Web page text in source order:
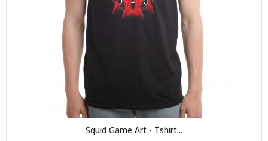
Squid Game Art - Tshirt...